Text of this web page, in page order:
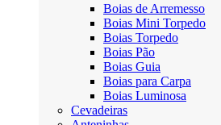
Boias de Arremesso
Boias Mini Torpedo
Boias Torpedo
Boias Pão
Boias Guia
Boias para Carpa
Boias Luminosa
Cevadeiras